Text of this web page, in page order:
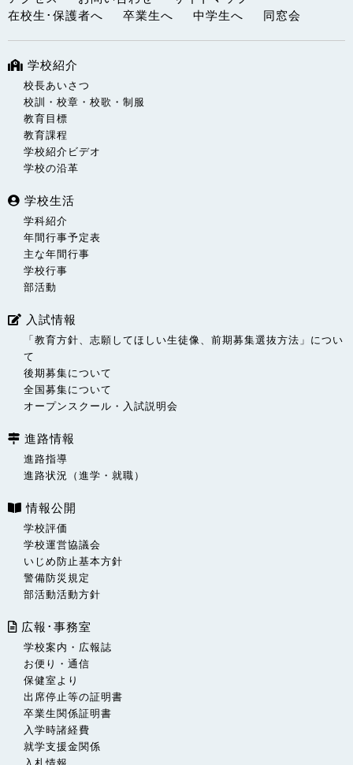
在校生･保護者へ
卒業生へ 中学生へ 同窓会
学校紹介
校長あいさつ
校訓・校章・校歌・制服
教育目標
教育課程
学校紹介ビデオ
学校の沿革
学校生活
学科紹介
年間行事予定表
主な年間行事
学校行事
部活動
入試情報
「教育方針、志願してほしい生徒像、前期募集選抜方法」につい
て
後期募集について
全国募集について
オープンスクール・入試説明会
進路情報
進路指導
進路状況（進学・就職）
情報公開
学校評価
学校運営協議会
いじめ防止基本方針
警備防災規定
部活動活動方針
広報･事務室
学校案内・広報誌
お便り・通信
保健室より
出席停止等の証明書
卒業生関係証明書
入学時諸経費
就学支援金関係